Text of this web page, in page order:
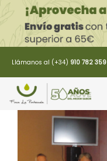
Saltar
al
contenido
Llámanos al (+34) 910 782 359